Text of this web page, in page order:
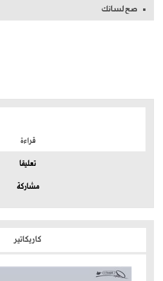
صح لسانك
قراءة
تعليقا
مشاركة
كاريكاتير